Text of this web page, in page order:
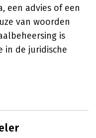
een advies of een
van woorden
is
in de juridische